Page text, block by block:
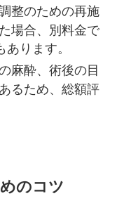
整のための再施
場合、別料金で
ります。
麻酔、術後の目
るため、総額評
のコツ